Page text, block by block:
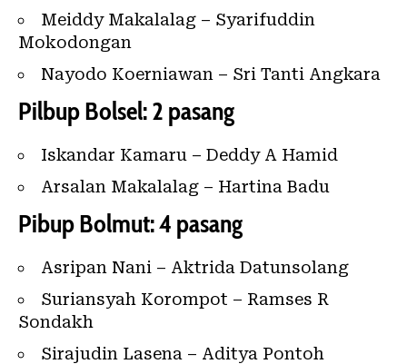
Meiddy Makalalag – Syarifuddin
Mokodongan
Nayodo Koerniawan – Sri Tanti Angkara
Pilbup Bolsel: 2 pasang
Iskandar Kamaru – Deddy A Hamid
Arsalan Makalalag – Hartina Badu
Pibup Bolmut: 4 pasang
Asripan Nani – Aktrida Datunsolang
Suriansyah Korompot – Ramses R
Sondakh
Sirajudin Lasena – Aditya Pontoh